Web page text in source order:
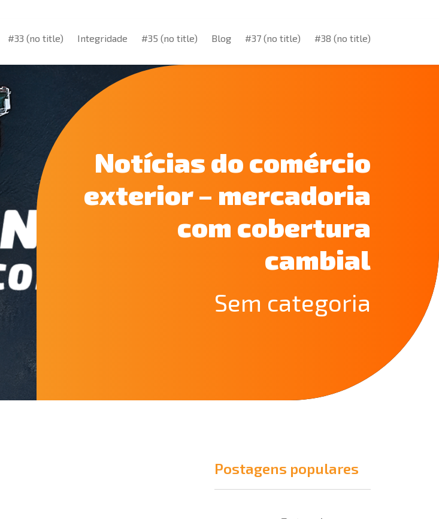
#33 (no title) Integridade #35 (no title) Blog #37 (no title) #38 (no title)
Notícias do comércio
exterior – mercadoria
com cobertura
cambial
Sem categoria
Postagens populares